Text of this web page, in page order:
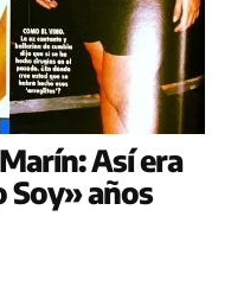
Así era
Soy» años